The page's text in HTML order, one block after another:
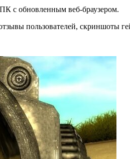
с обновленным веб-браузером.
пользователей, скриншоты